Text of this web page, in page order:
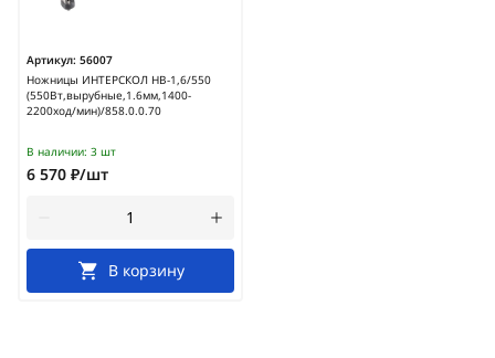
Артикул: 56007
Ножницы ИНТЕРСКОЛ НВ-1,6/550
(550Вт,вырубные,1.6мм,1400-
2200ход/мин)/858.0.0.70
В наличии: 3 шт
6 570 ₽/шт
В корзину